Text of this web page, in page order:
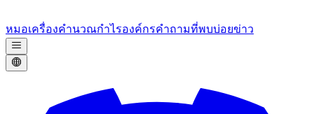
หมอเครื่องคำนวณกำไรองค์กรคำถามที่พบบ่อยข่าว